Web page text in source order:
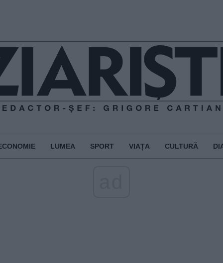
LUMEA SPORT VIAȚA CULTURĂ